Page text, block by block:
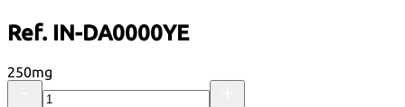
Ref. IN-DA0000YE
250mg